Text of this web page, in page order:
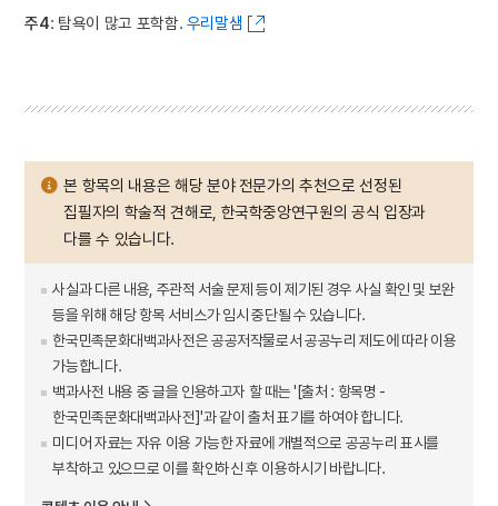
주4: 탐욕이 많고 포학함. 우리말샘
본 항목의 내용은 해당 분야 전문가의 추천으로 선정된
집필자의 학술적 견해로, 한국학중앙연구원의 공식 입장과
다를 수 있습니다.
사실과 다른 내용, 주관적 서술 문제 등이 제기된 경우 사실 확인 및 보완
등을 위해 해당 항목 서비스가 임시 중단될 수 있습니다.
한국민족문화대백과사전은 공공저작물로서 공공누리 제도에 따라 이용
가능합니다.
백과사전 내용 중 글을 인용하고자 할 때는 '[출처 : 항목명 -
한국민족문화대백과사전]'과 같이 출처 표기를 하여야 합니다.
미디어 자료는 자유 이용 가능한 자료에 개별적으로 공공누리 표시를
부착하고 있으므로 이를 확인하신 후 이용하시기 바랍니다.